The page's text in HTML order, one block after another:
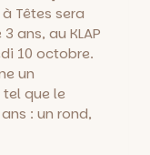
Têtes sera
ans, au KLAP
10 octobre.
un
tel que le
: un rond,